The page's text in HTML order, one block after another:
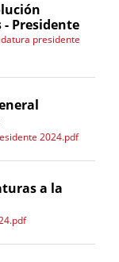
Presidente
presidente
2024.pdf
a la